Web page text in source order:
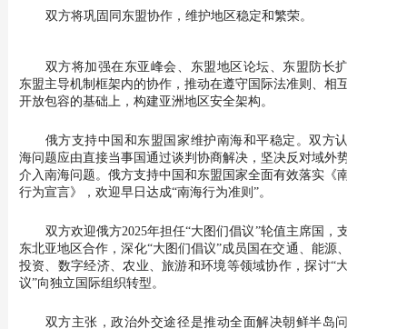
双方将巩固同东盟协作，维护地区稳定和繁荣。
双方将加强在东亚峰会、东盟地区论坛、东盟防长扩大会等
东盟主导机制框架内的协作，推动在遵守国际法准则、相互尊重、
开放包容的基础上，构建亚洲地区安全架构。
俄方支持中国和东盟国家维护南海和平稳定。双方认为，南
海问题应由直接当事国通过谈判协商解决，坚决反对域外势力插手
介入南海问题。俄方支持中国和东盟国家全面有效落实《南海各方
行为宣言》，欢迎早日达成“南海行为准则”。
双方欢迎俄方2025年担任“大图们倡议”轮值主席国，支持加强
东北亚地区合作，深化“大图们倡议”成员国在交通、能源、贸易与
投资、数字经济、农业、旅游和环境等领域协作，探讨“大图们倡
议”向独立国际组织转型。
双方主张，政治外交途径是推动全面解决朝鲜半岛问题的唯